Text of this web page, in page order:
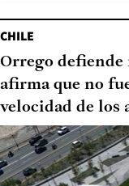
CHILE
Orrego defiende
afirma que no
velocidad de los